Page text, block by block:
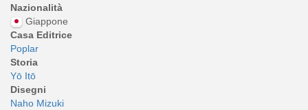
Nazionalità
Giappone
Casa Editrice
Poplar
Storia
Yō Itō
Disegni
Naho Mizuki